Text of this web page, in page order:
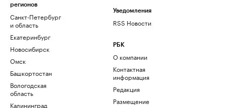
регионов
Санкт-Петербург
и область
Екатеринбург
Новосибирск
Омск
Башкортостан
Вологодская
область
Калининград
Уведомления
RSS Новости
РБК
О компании
Контактная
информация
Редакция
Размещение